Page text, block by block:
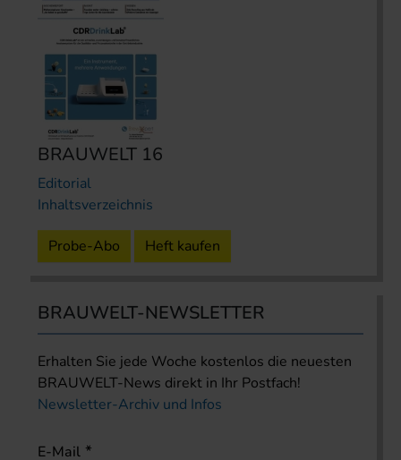
BRAUWELT 16
Editorial
Inhaltsverzeichnis
Probe-Abo Heft kaufen
BRAUWELT-NEWSLETTER
Erhalten Sie jede Woche kostenlos die neuesten
BRAUWELT-News direkt in Ihr Postfach!
Newsletter-Archiv und Infos
E-Mail